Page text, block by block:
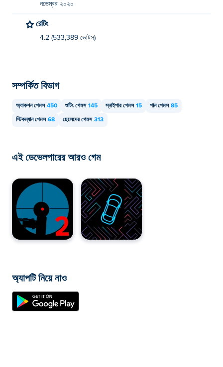
নভেম্বর ২০২০
রেটিং
4.2 (533,389 ভোটস)
সম্পর্কিত বিভাগ
অ্যাকশন গেমস 450 শুটিং গেমস 145 স্নাইপার গেমস 15 গান গেমস 85
স্টিকম্যান গেমস 68 ছেলেদের গেমস 313
এই ডেভেলপারের আরও গেম
অ্যাপটি নিয়ে নাও